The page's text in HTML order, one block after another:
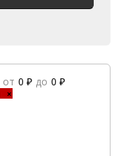
от 0 ₽ до 0 ₽
×